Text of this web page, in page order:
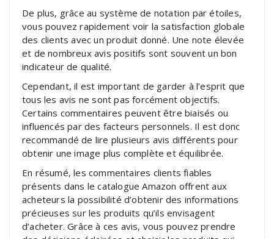
De plus, grâce au système de notation par étoiles,
vous pouvez rapidement voir la satisfaction globale
des clients avec un produit donné. Une note élevée
et de nombreux avis positifs sont souvent un bon
indicateur de qualité.
Cependant, il est important de garder à l’esprit que
tous les avis ne sont pas forcément objectifs.
Certains commentaires peuvent être biaisés ou
influencés par des facteurs personnels. Il est donc
recommandé de lire plusieurs avis différents pour
obtenir une image plus complète et équilibrée.
En résumé, les commentaires clients fiables
présents dans le catalogue Amazon offrent aux
acheteurs la possibilité d’obtenir des informations
précieuses sur les produits qu’ils envisagent
d’acheter. Grâce à ces avis, vous pouvez prendre